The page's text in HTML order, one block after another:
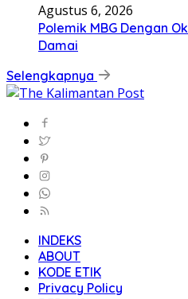
Agustus 6, 2026
Polemik MBG Dengan
Damai
Selengkapnya
INDEKS
ABOUT
KODE ETIK
Privacy Policy